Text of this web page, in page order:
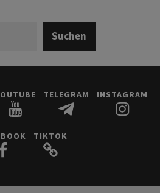
Suchen
TELEGRAM INSTAGRAM
TIKTOK